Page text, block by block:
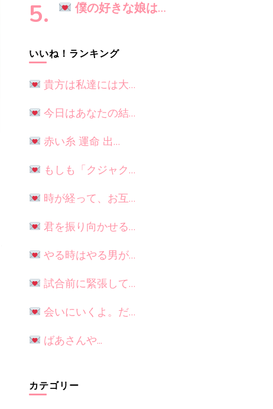
僕の好きな娘は…
いいね！ランキング
貴方は私達には大…
今日はあなたの結…
赤い糸 運命 出…
もしも「クジャク…
時が経って、お互…
君を振り向かせる…
やる時はやる男が…
試合前に緊張して…
会いにいくよ。だ…
ばあさんや...
カテゴリー